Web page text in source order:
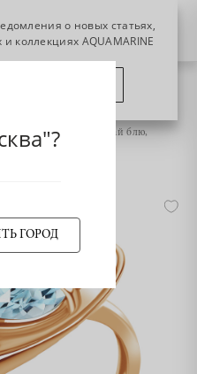
свисс блю, топазом скай блю,
ГОРОД
о новых статьях,
коллекциях AQUAMARINE